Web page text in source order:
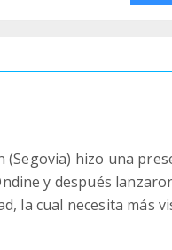
hizo una
y después
la cual necesita más